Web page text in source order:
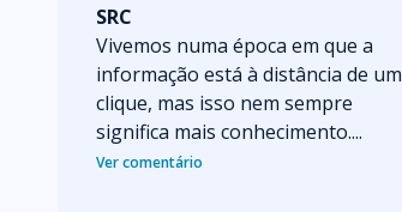
SRC
Vivemos numa época em que a
informação está à distância de um
clique, mas isso nem sempre
significa mais conhecimento....
Ver comentário